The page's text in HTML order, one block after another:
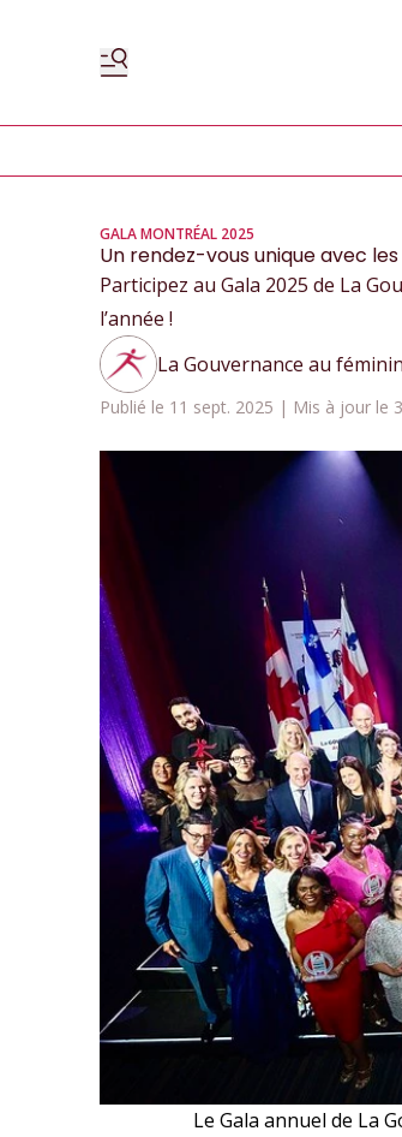
GALA MONTRÉAL 2025
Un rendez-vous unique avec
Participez au Gala 2025 de La
l’année !
La Gouvernance au féminin
Publié le 11 sept. 2025 | Mis à jour le
Le Gala annuel de La